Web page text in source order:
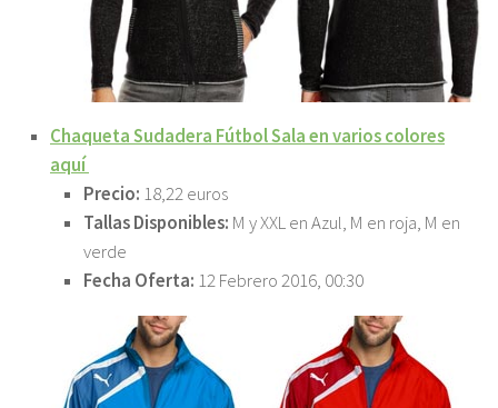
Chaqueta Sudadera Fútbol Sala en varios colores
aquí
Precio: 18,22 euros
Tallas Disponibles: M y XXL en Azul, M en roja, M en
verde
Fecha Oferta: 12 Febrero 2016, 00:30